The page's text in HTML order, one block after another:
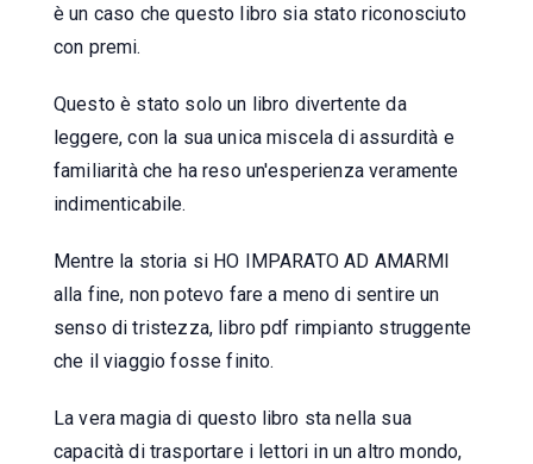
è un caso che questo libro sia stato riconosciuto
con premi.
Questo è stato solo un libro divertente da
leggere, con la sua unica miscela di assurdità e
familiarità che ha reso un'esperienza veramente
indimenticabile.
Mentre la storia si HO IMPARATO AD AMARMI
alla fine, non potevo fare a meno di sentire un
senso di tristezza, libro pdf rimpianto struggente
che il viaggio fosse finito.
La vera magia di questo libro sta nella sua
capacità di trasportare i lettori in un altro mondo,